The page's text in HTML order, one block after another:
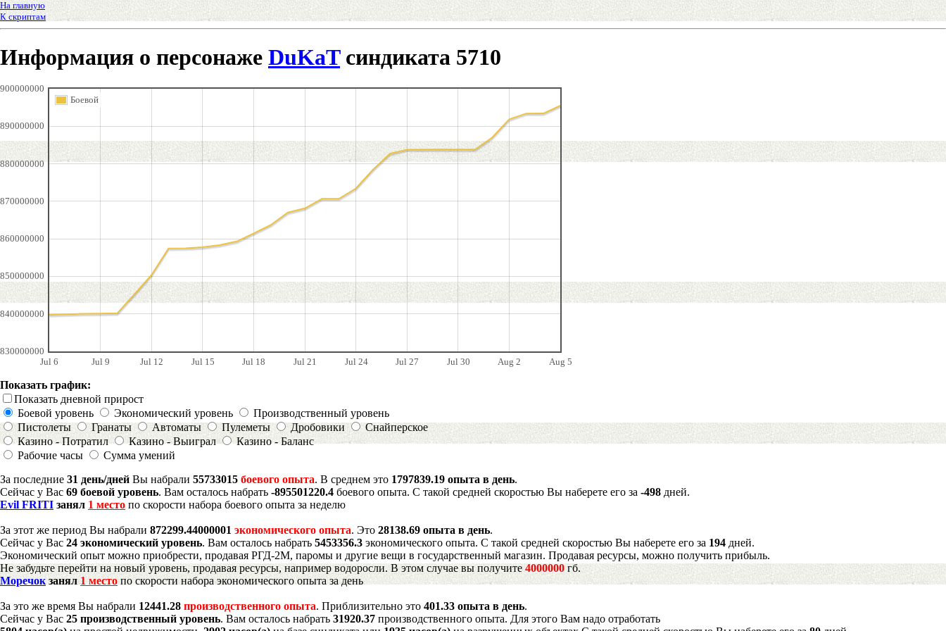
На главную
К скриптам
Информация о персонаже DuKaTсиндиката 5710
Jul 6 Jul 9 Jul 12 Jul 15 Jul 18 Jul 21 Jul 24 Jul 27 Jul 30 Aug 2 Aug 5
830000000
840000000
850000000
860000000
870000000
880000000
890000000
900000000
Боевой
Показать график:
Показать дневной прирост
Боевой уровень
Экономический уровень
Производственный уровень
Пистолеты
Гранаты Автоматы Пулеметы Дробовики
Снайперское
Казино - Потратил
Казино - Выиграл
Казино - Баланс
Рабочие часы
Сумма умений
За последние 31 день/дней Вы набрали 55733015 боевого опыта. В среднем это 1797839.19 опыта в день.
Сейчас у Вас 69 боевой уровень. Вам осталось набрать -895501220.4 боевого опыта. С такой средней скоростью Вы наберете его за -498 дней.
Evil FRITI занял 1 место по скорости набора боевого опыта за неделю
За этот же период Вы набрали 872299.44000001 экономического опыта. Это 28138.69 опыта в день.
Сейчас у Вас 24 экономический уровень. Вам осталось набрать 5453356.3 экономического опыта. С такой средней скоростью Вы наберете его за 194 дней.
Экономический опыт можно приобрести, продавая РГД-2М, паромы и другие вещи в государственный магазин. Продавая ресурсы, можно получить прибыль.
Не забудьте перейти на новый уровень, продавая ресурсы, например водоросли. В этом случае вы получите 4000000 гб.
Моречок занял 1 место по скорости набора экономического опыта за день
За это же время Вы набрали 12441.28 производственного опыта. Приблизительно это 401.33 опыта в день.
Сейчас у Вас 25 производственный уровень. Вам осталось набрать 31920.37 производственного опыта. Для этого Вам надо отработать